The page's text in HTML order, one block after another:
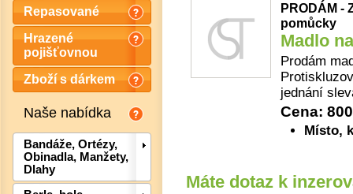
Repasované
Hrazené
pojišťovnou
Zboží s dárkem
Naše nabídka
Bandáže, Ortézy,
Obinadla, Manžety,
Dlahy
PRODÁM -
pomůcky
Madlo
Prodám
jednání
Cena:
Místo,
Máte dotaz k